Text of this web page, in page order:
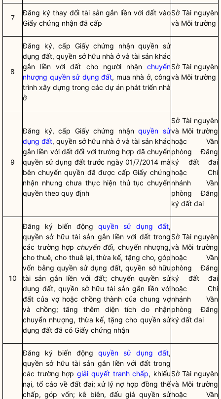
7
Đăng ký thay đổi tài sản gắn liền với đất vào
Giấy chứng nhận đã cấp
Sở Tài nguyên
và Môi trường
8
Đăng ký, cấp Giấy chứng nhận quyền sử
dụng đất, quyền sở hữu nhà ở và tài sản khác
gắn liền với đất cho người nhận chuyển
nhượng quyền sử dụng đất, mua nhà ở, công
trình xây dựng trong các dự án phát triển nhà
ở
Sở Tài nguyên
và Môi trường
9
Đăng ký, cấp Giấy chứng nhậnquyền sử
dụng đất, quyền sở hữu nhà ở và tài sản khác
gắn liền với đất đối với trường hợp đã chuyển
quyền sử dụng đấttrước ngày 01/7/2014 mà
bên chuyển quyền đã được cấp Giấy chứng
nhận nhưng chưa thực hiện thủ tục chuyển
quyền theo quy định
Sở Tài nguyên
và Môi trường
hoặc Văn
phòng Đăng
ký đất đai
hoặc Chi
nhánh Văn
phòng Đăng
ký đất đai
10
Đăng ký biến động quyền sử dụng đất,
quyền sở hữu tài sản gắn liền với đất trong
các trường hợp chuyển đổi, chuyển nhượng,
cho thuê, cho thuê lại, thừa kế, tặng cho, góp
vốn bằng quyền sử dụng đất, quyền sở hữu
tài sản gắn liền với đất; chuyển quyền sử
dụng đất, quyền sở hữu tài sản gắn liền với
đất của vợ hoặc chồng thành của chung vợ
và chồng; tăng thêm diện tích do nhận
chuyển nhượng, thừa kế, tặng cho quyền sử
dụng đất đã có Giấy chứng nhận
Sở Tài nguyên
và Môi trường
hoặc Văn
phòng Đăng
ký đất đai
hoặc Chi
nhánh Văn
phòng Đăng
ký đất đai
Đăng ký biến động quyền sử dụng đất,
quyền sở hữu tài sản gắn liền với đất trong
các trường hợpgiải quyết tranh chấp, khiếu
nại, tố cáo về đất đai; xử lý nợ hợp đồng thế
chấp, góp vốn; kê biên, đấu giá quyền sử
Sở Tài nguyên
và Môi trường
hoặc Văn